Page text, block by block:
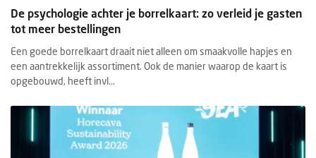
De psychologie achter je borrelkaart: zo verleid je gasten
tot meer bestellingen
Een goede borrelkaart draait niet alleen om smaakvolle hapjes en
een aantrekkelijk assortiment. Ook de manier waarop de kaart is
opgebouwd, heeft invl...